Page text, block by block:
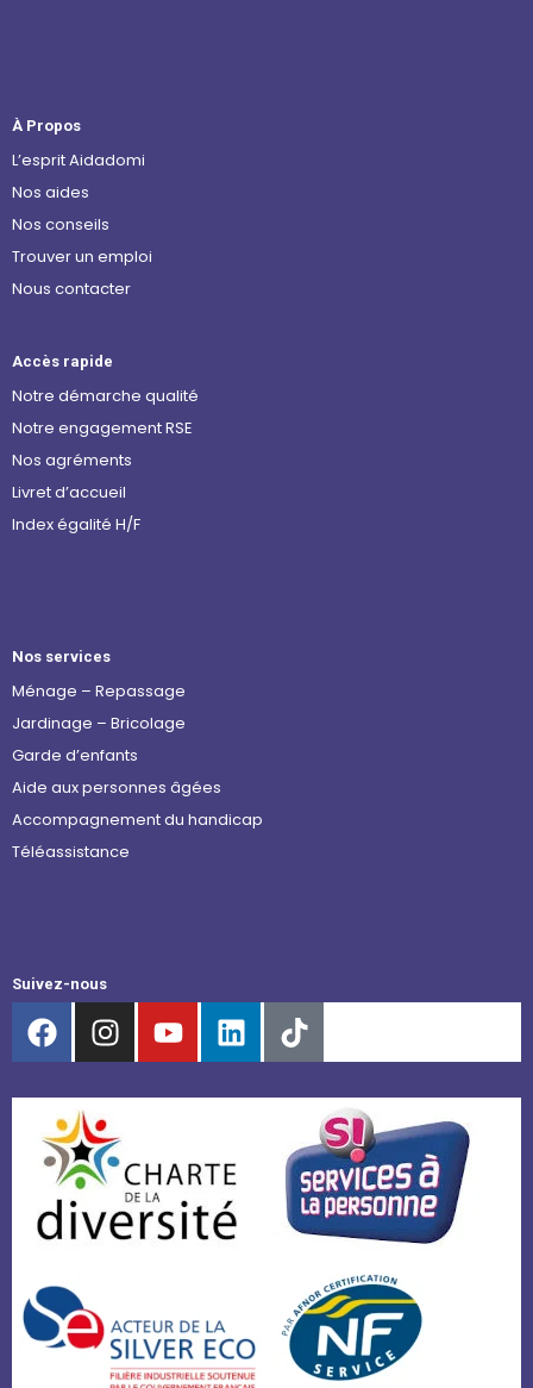
À Propos
L’esprit Aidadomi
Nos aides
Nos conseils
Trouver un emploi
Nous contacter
Accès rapide
Notre démarche qualité
Notre engagement RSE
Nos agréments
Livret d’accueil
Index égalité H/F
Nos services
Ménage – Repassage
Jardinage – Bricolage
Garde d’enfants
Aide aux personnes âgées
Accompagnement du handicap
Téléassistance
Suivez-nous